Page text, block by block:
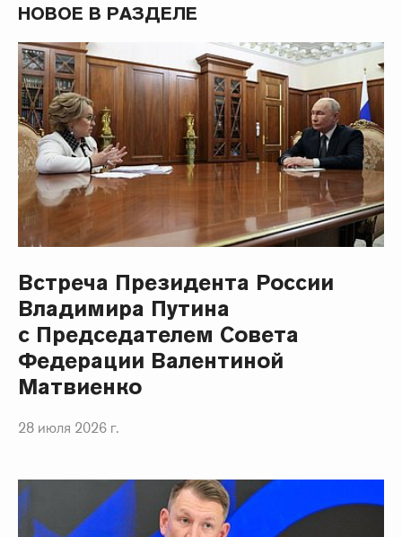
НОВОЕ В РАЗДЕЛЕ
Встреча Президента России
Владимира Путина
с Председателем Совета
Федерации Валентиной
Матвиенко
28 июля 2026 г.